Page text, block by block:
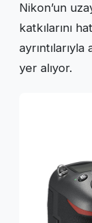
Nikon’un
katkılarını
yer alıyor.